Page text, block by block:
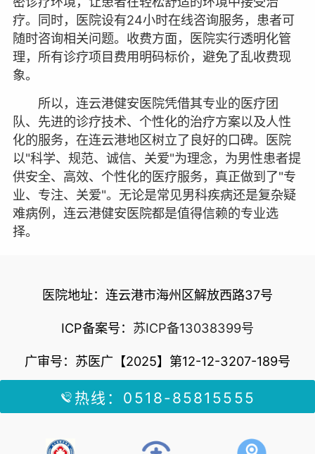
疗。同时，医院设有24小时在线咨询服务，患者可
随时咨询相关问题。收费方面，医院实行透明化管
理，所有诊疗项目费用明码标价，避免了乱收费现
象。
所以，连云港健安医院凭借其专业的医疗团
队、先进的诊疗技术、个性化的治疗方案以及人性
化的服务，在连云港地区树立了良好的口碑。医院
以"科学、规范、诚信、关爱"为理念，为男性患者提
供安全、高效、个性化的医疗服务，真正做到了"专
业、专注、关爱"。无论是常见男科疾病还是复杂疑
难病例，连云港健安医院都是值得信赖的专业选
择。
医院地址：连云港市海州区解放西路37号
ICP备案号： 苏ICP备13038399号
广审号：苏医广【2025】第12-12-3207-189号
热线：0518-85815555